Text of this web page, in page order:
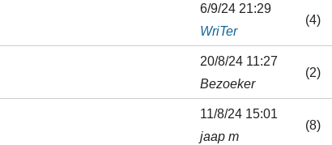
6/9/24 21:29
WriTer
(4)
20/8/24 11:27
Bezoeker
(2)
11/8/24 15:01
jaap m
(8)